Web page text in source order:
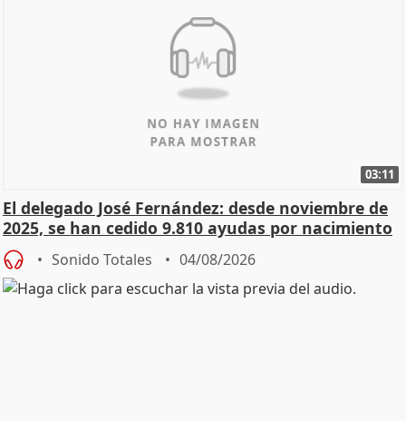
03:11
El delegado José Fernández: desde noviembre de
2025, se han cedido 9.810 ayudas por nacimiento
Sonido Totales 04/08/2026